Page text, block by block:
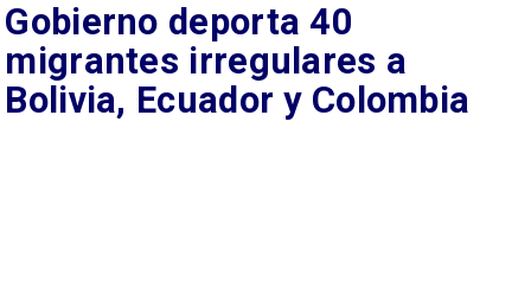
Gobierno deporta 40
migrantes irregulares a
Bolivia, Ecuador y Colombia